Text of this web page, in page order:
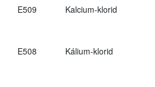
E509 Kalcium-klorid
E508 Kálium-klorid